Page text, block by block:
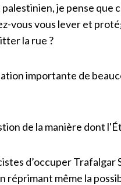
je pense
vous vous lever et
la rue ?
importante de
de la manière dont
d’occuper
réprimant même la